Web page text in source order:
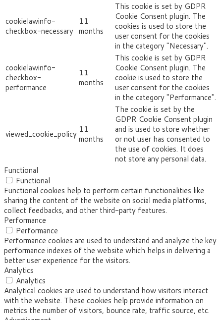
cookielawinfo-
checkbox-necessary
11
months
This cookie is set by GDPR
Cookie Consent plugin. The
cookies is used to store the
user consent for the cookies
in the category "Necessary".
cookielawinfo-
checkbox-
performance
11
months
This cookie is set by GDPR
Cookie Consent plugin. The
cookie is used to store the
user consent for the cookies
in the category "Performance".
viewed_cookie_policy 11
months
The cookie is set by the
GDPR Cookie Consent plugin
and is used to store whether
or not user has consented to
the use of cookies. It does
not store any personal data.
Functional
Functional
Functional cookies help to perform certain functionalities like
sharing the content of the website on social media platforms,
collect feedbacks, and other third-party features.
Performance
Performance
Performance cookies are used to understand and analyze the key
performance indexes of the website which helps in delivering a
better user experience for the visitors.
Analytics
Analytics
Analytical cookies are used to understand how visitors interact
with the website. These cookies help provide information on
metrics the number of visitors, bounce rate, traffic source, etc.